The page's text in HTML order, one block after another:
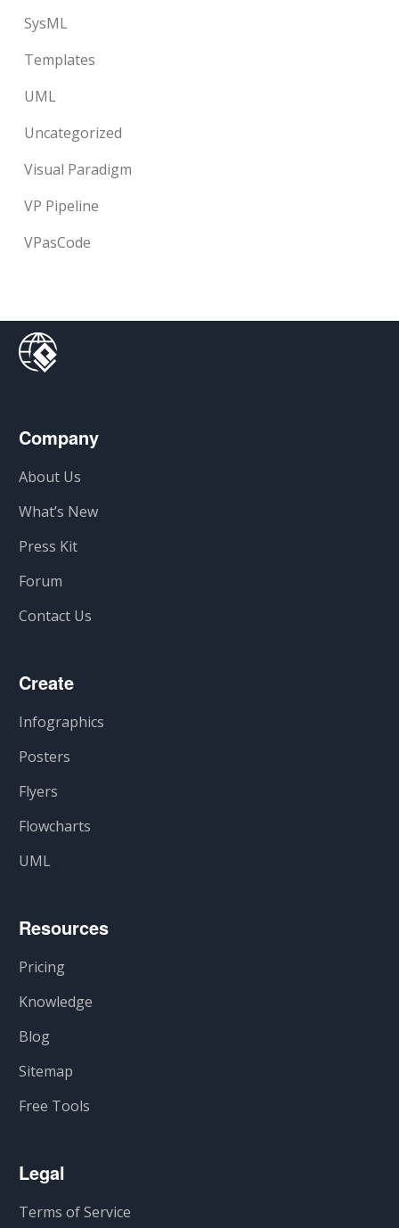
SysML
Templates
UML
Uncategorized
Visual Paradigm
VP Pipeline
VPasCode
Company
About Us
What’s New
Press Kit
Forum
Contact Us
Create
Infographics
Posters
Flyers
Flowcharts
UML
Resources
Pricing
Knowledge
Blog
Sitemap
Free Tools
Legal
Terms of Service